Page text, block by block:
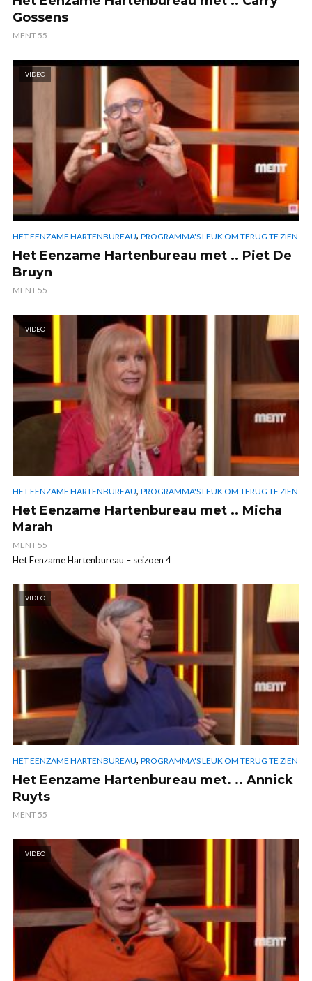
Gossens
MENT 55
VIDEO
HET EENZAME HARTENBUREAU, PROGRAMMA'S LEUK OM TERUG TE ZIEN
Het Eenzame Hartenbureau met .. Piet De
Bruyn
MENT 55
VIDEO
HET EENZAME HARTENBUREAU, PROGRAMMA'S LEUK OM TERUG TE ZIEN
Het Eenzame Hartenbureau met .. Micha
Marah
MENT 55
Het Eenzame Hartenbureau – seizoen 4
VIDEO
HET EENZAME HARTENBUREAU, PROGRAMMA'S LEUK OM TERUG TE ZIEN
Het Eenzame Hartenbureau met. .. Annick
Ruyts
MENT 55
VIDEO